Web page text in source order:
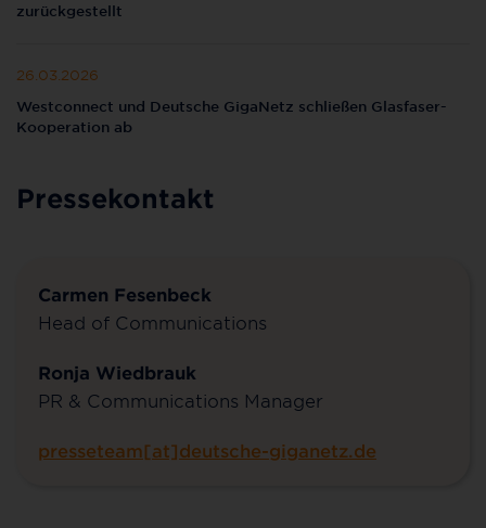
zurückgestellt
26.03.2026
Westconnect und Deutsche GigaNetz schließen Glasfaser-
Kooperation ab
Pressekontakt
Carmen Fesenbeck
Head of Communications
Ronja Wiedbrauk
PR & Communications Manager
presseteam[at]deutsche-giganetz.de